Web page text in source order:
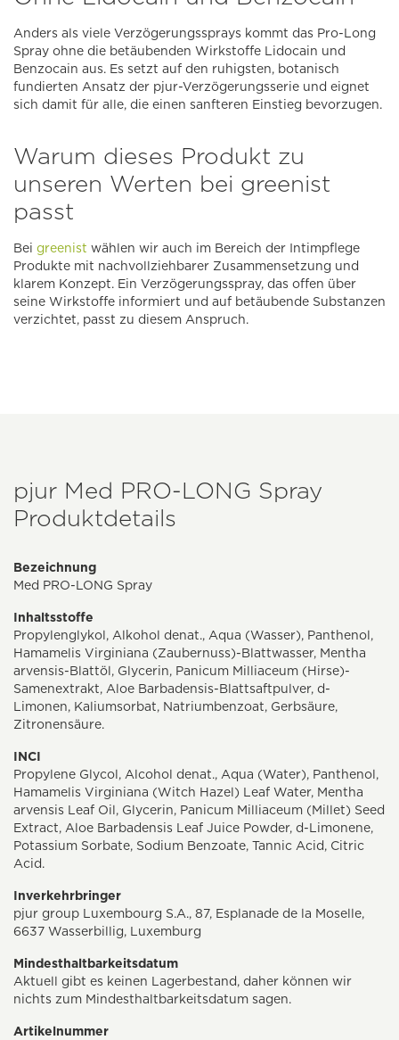
Anders als viele Verzögerungssprays kommt das Pro-Long
Spray ohne die betäubenden Wirkstoffe Lidocain und
Benzocain aus. Es setzt auf den ruhigsten, botanisch
fundierten Ansatz der pjur-Verzögerungsserie und eignet
sich damit für alle, die einen sanfteren Einstieg bevorzugen.
Warum dieses Produkt zu
unseren Werten bei greenist
passt
Bei greenist wählen wir auch im Bereich der Intimpflege
Produkte mit nachvollziehbarer Zusammensetzung und
klarem Konzept. Ein Verzögerungsspray, das offen über
seine Wirkstoffe informiert und auf betäubende Substanzen
verzichtet, passt zu diesem Anspruch.
pjur Med PRO-LONG Spray
Produktdetails
Bezeichnung
Med PRO-LONG Spray
Inhaltsstoffe
Propylenglykol, Alkohol denat., Aqua (Wasser), Panthenol,
Hamamelis Virginiana (Zaubernuss)-Blattwasser, Mentha
arvensis-Blattöl, Glycerin, Panicum Milliaceum (Hirse)-
Samenextrakt, Aloe Barbadensis-Blattsaftpulver, d-
Limonen, Kaliumsorbat, Natriumbenzoat, Gerbsäure,
Zitronensäure.
INCI
Propylene Glycol, Alcohol denat., Aqua (Water), Panthenol,
Hamamelis Virginiana (Witch Hazel) Leaf Water, Mentha
arvensis Leaf Oil, Glycerin, Panicum Milliaceum (Millet) Seed
Extract, Aloe Barbadensis Leaf Juice Powder, d-Limonene,
Potassium Sorbate, Sodium Benzoate, Tannic Acid, Citric
Acid.
Inverkehrbringer
pjur group Luxembourg S.A., 87, Esplanade de la Moselle,
6637 Wasserbillig, Luxemburg
Mindesthaltbarkeitsdatum
Aktuell gibt es keinen Lagerbestand, daher können wir
nichts zum Mindesthaltbarkeitsdatum sagen.
Artikelnummer